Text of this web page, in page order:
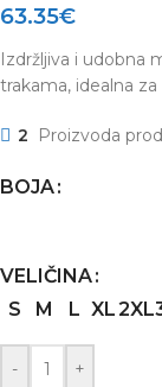
63.35€
Izdržljiva i udobna
trakama, idealna
2 Proizvoda
BOJA
VELIČINA
S
M L XL2XL
- +